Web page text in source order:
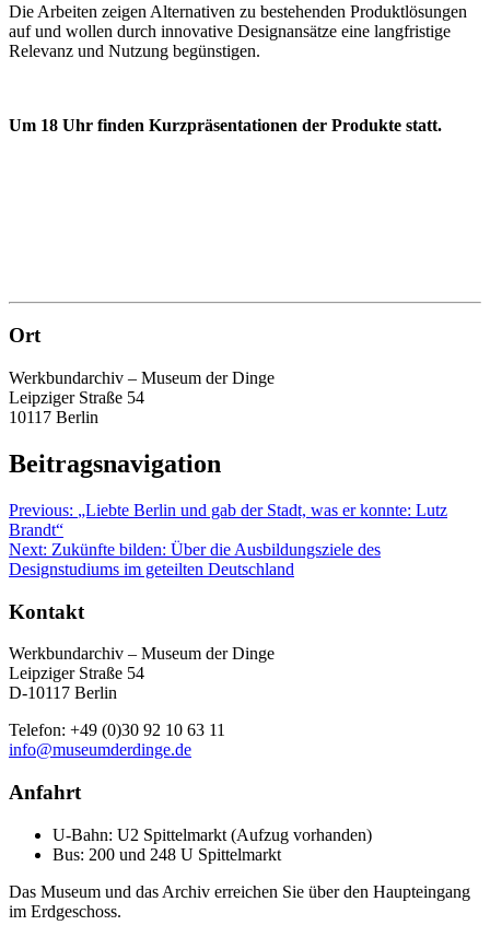
Die Arbeiten zeigen Alternativen zu bestehenden Produktlösungen
auf und wollen durch innovative Designansätze eine langfristige
Relevanz und Nutzung begünstigen.
Um 18 Uhr finden Kurzpräsentationen der Produkte statt.
Ort
Werkbundarchiv – Museum der Dinge
Leipziger Straße 54
10117 Berlin
Beitragsnavigation
Previous: „Liebte Berlin und gab der Stadt, was er konnte: Lutz
Brandt“
Next: Zukünfte bilden: Über die Ausbildungsziele des
Designstudiums im geteilten Deutschland
Kontakt
Werkbundarchiv – Museum der Dinge
Leipziger Straße 54
D-10117 Berlin
Telefon: +49 (0)30 92 10 63 11
info@museumderdinge.de
Anfahrt
U-Bahn: U2 Spittelmarkt (Aufzug vorhanden)
Bus: 200 und 248 U Spittelmarkt
Das Museum und das Archiv erreichen Sie über den Haupteingang
im Erdgeschoss.